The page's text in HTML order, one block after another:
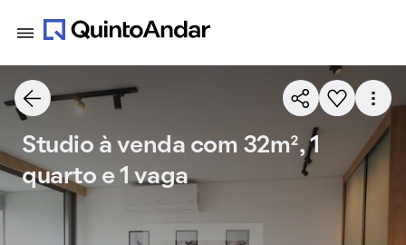
Studio à venda com 32m², 1
quarto e 1 vaga